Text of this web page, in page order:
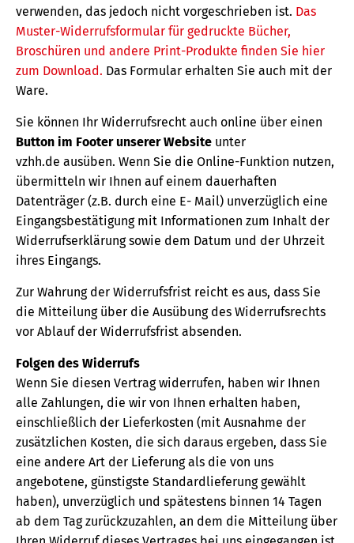
verwenden, das jedoch nicht vorgeschrieben ist. Das
Muster-Widerrufsformular für gedruckte Bücher,
Broschüren und andere Print-Produkte finden Sie hier
zum Download. Das Formular erhalten Sie auch mit der
Ware.
Sie können Ihr Widerrufsrecht auch online über einen
Button im Footer unserer Website unter
vzhh.de ausüben. Wenn Sie die Online-Funktion nutzen,
übermitteln wir Ihnen auf einem dauerhaften
Datenträger (z.B. durch eine E- Mail) unverzüglich eine
Eingangsbestätigung mit Informationen zum Inhalt der
Widerrufserklärung sowie dem Datum und der Uhrzeit
ihres Eingangs.
Zur Wahrung der Widerrufsfrist reicht es aus, dass Sie
die Mitteilung über die Ausübung des Widerrufsrechts
vor Ablauf der Widerrufsfrist absenden.
Folgen des Widerrufs
Wenn Sie diesen Vertrag widerrufen, haben wir Ihnen
alle Zahlungen, die wir von Ihnen erhalten haben,
einschließlich der Lieferkosten (mit Ausnahme der
zusätzlichen Kosten, die sich daraus ergeben, dass Sie
eine andere Art der Lieferung als die von uns
angebotene, günstigste Standardlieferung gewählt
haben), unverzüglich und spätestens binnen 14 Tagen
ab dem Tag zurückzuzahlen, an dem die Mitteilung über